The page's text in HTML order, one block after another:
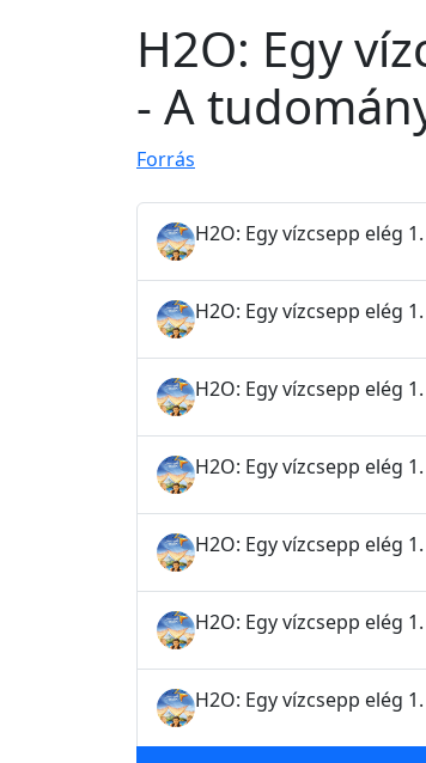
H2O: Egy
- A
Forrás
H2O: Egy vízcsepp elég
H2O: Egy vízcsepp elég
H2O: Egy vízcsepp elég
H2O: Egy vízcsepp elég
H2O: Egy vízcsepp elég
H2O: Egy vízcsepp elég
H2O: Egy vízcsepp elég